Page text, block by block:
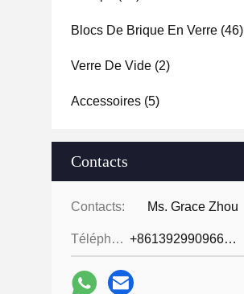
Blocs De Brique En Verre (46)
Verre De Vide (2)
Accessoires (5)
Contacts
Contacts: Ms. Grace Zhou
Téléphone: +8613929909663--13690711186